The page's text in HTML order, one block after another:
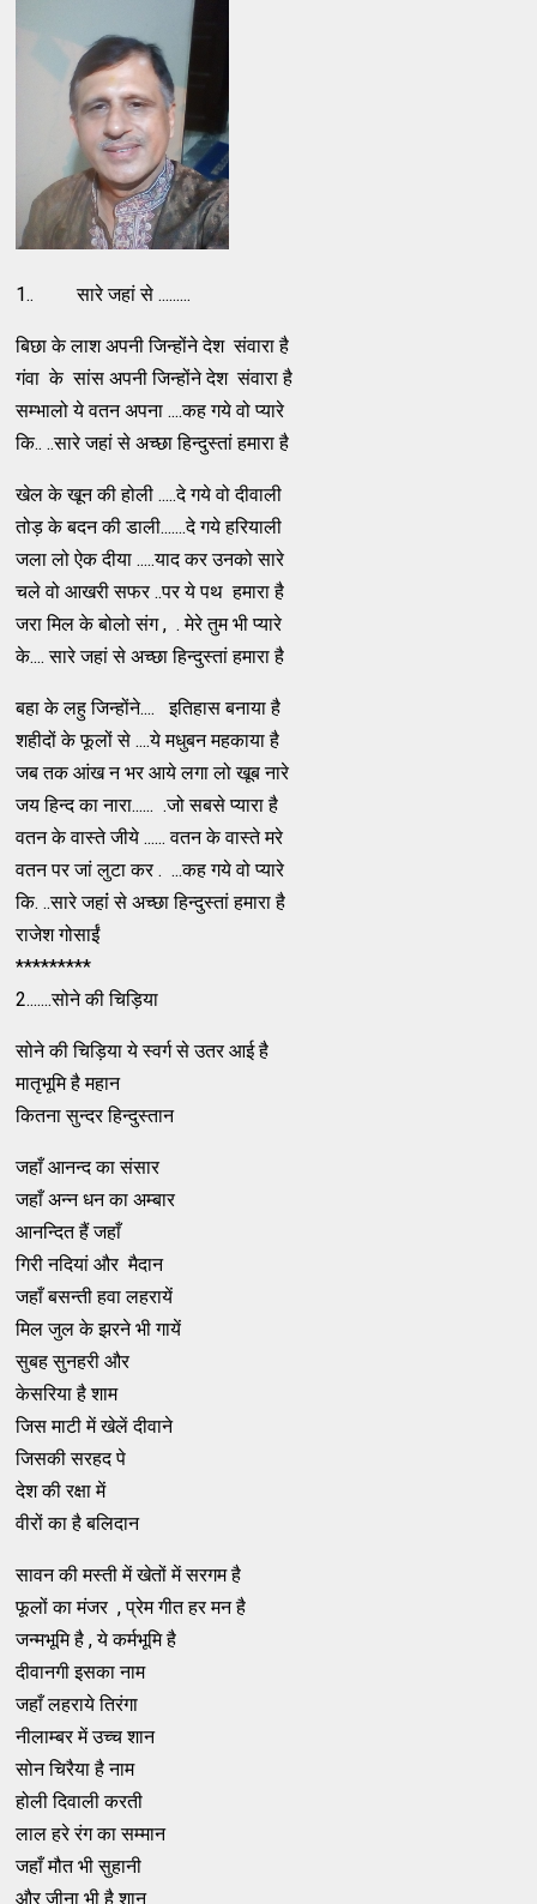
1.. सारे जहां से .........
बिछा के लाश अपनी जिन्होंने देश संवारा है
गंवा के सांस अपनी जिन्होंने देश संवारा है
सम्भालो ये वतन अपना ....कह गये वो प्यारे
कि.. ..सारे जहां से अच्छा हिन्दुस्तां हमारा है
खेल के खून की होली .....दे गये वो दीवाली
तोड़ के बदन की डाली.......दे गये हरियाली
जला लो ऐक दीया .....याद कर उनको सारे
चले वो आखरी सफर ..पर ये पथ हमारा है
जरा मिल के बोलो संग , . मेरे तुम भी प्यारे
के.... सारे जहां से अच्छा हिन्दुस्तां हमारा है
बहा के लहु जिन्होंने.... इतिहास बनाया है
शहीदों के फूलों से ....ये मधुबन महकाया है
जब तक आंख न भर आये लगा लो खूब नारे
जय हिन्द का नारा...... .जो सबसे प्यारा है
वतन के वास्ते जीये ...... वतन के वास्ते मरे
वतन पर जां लुटा कर . ...कह गये वो प्यारे
कि. ..सारे जहांं से अच्छा हिन्दुस्तां हमारा है
राजेश गोसाईं
*********
2.......सोने की चिड़िया
सोने की चिड़िया ये स्वर्ग से उतर आई है
मातृभूमि है महान
कितना सुन्दर हिन्दुस्तान
जहाँ आनन्द का संसार
जहाँ अन्न धन का अम्बार
आनन्दित हैं जहाँ
गिरी नदियां और मैदान
जहाँ बसन्ती हवा लहरायें
मिल जुल के झरने भी गायें
सुबह सुनहरी और
केसरिया है शाम
जिस माटी में खेलें दीवाने
जिसकी सरहद पे
देश की रक्षा में
वीरों का है बलिदान
सावन की मस्ती में खेतों में सरगम है
फूलों का मंजर , प्रेम गीत हर मन है
जन्मभूमि है , ये कर्मभूमि है
दीवानगी इसका नाम
जहाँ लहराये तिरंगा
नीलाम्बर में उच्च शान
सोन चिरैया है नाम
होली दिवाली करती
लाल हरे रंग का सम्मान
जहाँ मौत भी सुहानी
और जीना भी है शान